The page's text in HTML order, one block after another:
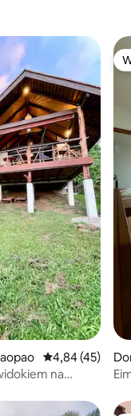
Średnia ocena:
4,84 (45)
na